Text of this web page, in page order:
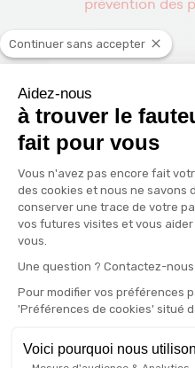
Les
pas à lui seul
Continuer sans accepter
Aidez-nous
à trouver le
fait pour vous
Plateforme de
Vous n'avez pas encore fait
des cookies et nous ne savons
conserver une trace de votre
vos futures visites et vous
vous.
Une question ? Contactez-nous
Pour modifier vos préférences
'Préférences de cookies' situé
Voici pourquoi nous
Axeptio